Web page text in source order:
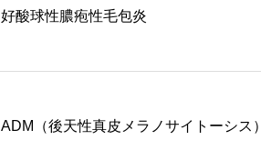
好酸球性膿疱性毛包炎
ADM（後天性真皮メラノサイトーシス）